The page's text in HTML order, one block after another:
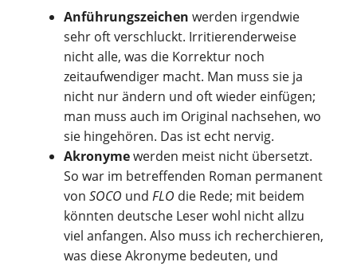
Anführungszeichen werden irgendwie
sehr oft verschluckt. Irritierenderweise
nicht alle, was die Korrektur noch
zeitaufwendiger macht. Man muss sie ja
nicht nur ändern und oft wieder einfügen;
man muss auch im Original nachsehen, wo
sie hingehören. Das ist echt nervig.
Akronymewerden meist nicht übersetzt.
So war im betreffenden Roman permanent
von SOCO und FLO die Rede; mit beidem
könnten deutsche Leser wohl nicht allzu
viel anfangen. Also muss ich recherchieren,
was diese Akronyme bedeuten, und